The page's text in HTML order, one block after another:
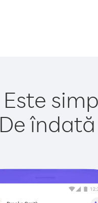
Este
De